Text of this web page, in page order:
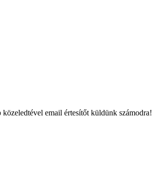
email értesítőt küldünk számodra!